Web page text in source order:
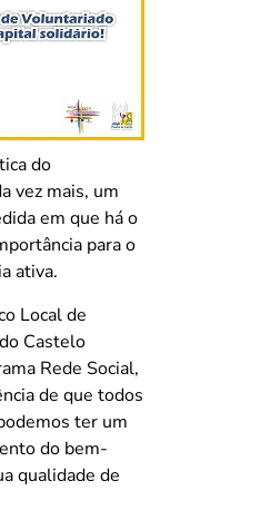
do
vez mais, um
em que há o
para o
ativa.
Local de
Castelo
Rede Social,
de que todos
ter um
do bem-
qualidade de